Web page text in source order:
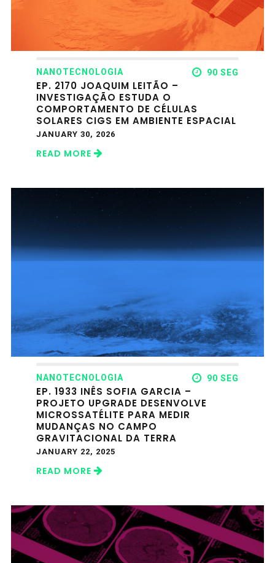
NANOTECNOLOGIA 90 SEG
EP. 2170 JOAQUIM LEITÃO –
INVESTIGAÇÃO ESTUDA O
COMPORTAMENTO DE CÉLULAS
SOLARES CIGS EM AMBIENTE ESPACIAL
JANUARY 30, 2026
READ MORE
NANOTECNOLOGIA 90 SEG
EP. 1933 INÊS SOFIA GARCIA –
PROJETO UPGRADE DESENVOLVE
MICROSSATÉLITE PARA MEDIR
MUDANÇAS NO CAMPO
GRAVITACIONAL DA TERRA
JANUARY 22, 2025
READ MORE